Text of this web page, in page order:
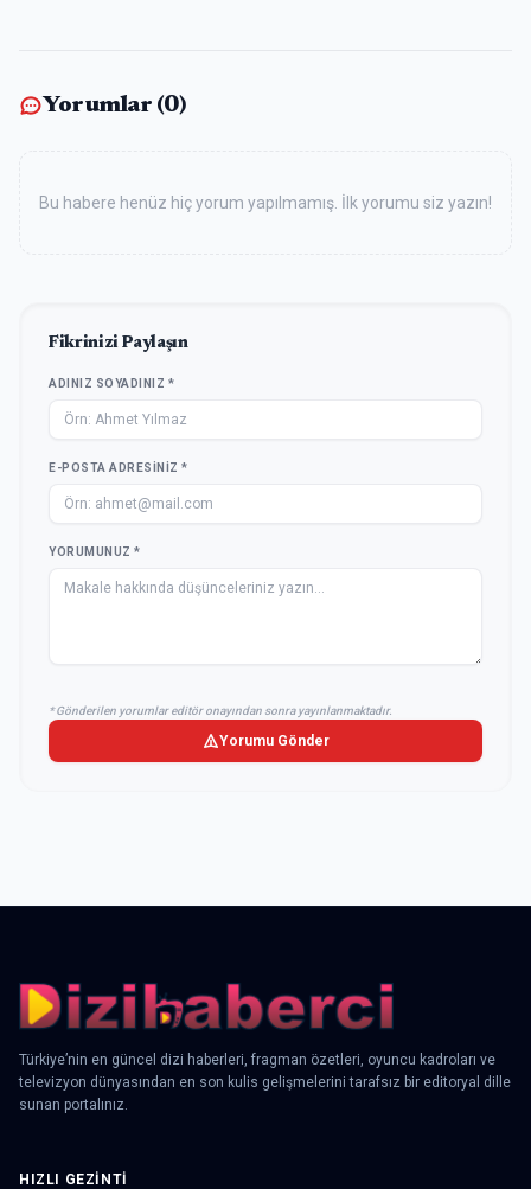
Yorumlar (0)
Bu habere henüz hiç yorum yapılmamış. İlk yorumu siz yazın!
Fikrinizi Paylaşın
ADINIZ SOYADINIZ *
E-POSTA ADRESINIZ *
YORUMUNUZ *
* Gönderilen yorumlar editör onayından sonra yayınlanmaktadır.
Yorumu Gönder
Türkiye’nin en güncel dizi haberleri, fragman özetleri, oyuncu kadroları ve
televizyon dünyasından en son kulis gelişmelerini tarafsız bir editoryal dille
sunan portalınız.
HIZLI GEZINTI